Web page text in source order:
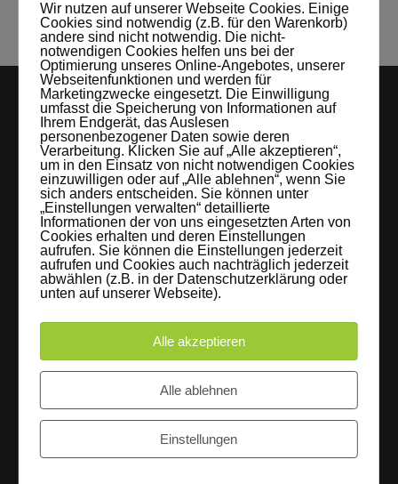
LEIPZIGS MIETSTUDIO
Hier lassen sich Foto- und Videoproduktionen aller Art in
entspannter Loftatmosphäre realisieren. Alles da, was man
braucht: Technik, Platz, Couch und Kaffee. Folgt uns!
60 Jahre WG UNITAS eG [Scholz & Heinz]
9. Oktober 2017
Wir nutzen auf unserer Webseite Cookies. Einige
Cookies sind notwendig (z.B. für den Warenkorb)
andere sind nicht notwendig. Die nicht-
notwendigen Cookies helfen uns bei der
Optimierung unseres Online-Angebotes, unserer
Webseitenfunktionen und werden für
Marketingzwecke eingesetzt. Die Einwilligung
umfasst die Speicherung von Informationen auf
Ihrem Endgerät, das Auslesen
personenbezogener Daten sowie deren
Verarbeitung. Klicken Sie auf „Alle akzeptieren“,
um in den Einsatz von nicht notwendigen Cookies
einzuwilligen oder auf „Alle ablehnen“, wenn Sie
sich anders entscheiden. Sie können unter
„Einstellungen verwalten“ detaillierte
Informationen der von uns eingesetzten Arten von
Cookies erhalten und deren Einstellungen
aufrufen. Sie können die Einstellungen jederzeit
aufrufen und Cookies auch nachträglich jederzeit
abwählen (z.B. in der Datenschutzerklärung oder
unten auf unserer Webseite).
Alle akzeptieren
Alle ablehnen
Einstellungen